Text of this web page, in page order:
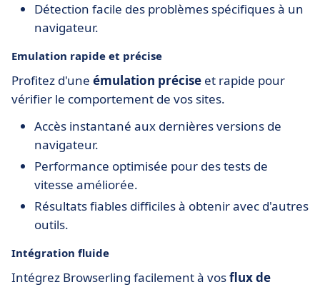
Détection facile des problèmes spécifiques à un
navigateur.
Emulation rapide et précise
Profitez d'une émulation précise et rapide pour
vérifier le comportement de vos sites.
Accès instantané aux dernières versions de
navigateur.
Performance optimisée pour des tests de
vitesse améliorée.
Résultats fiables difficiles à obtenir avec d'autres
outils.
Intégration fluide
Intégrez Browserling facilement à vosflux de